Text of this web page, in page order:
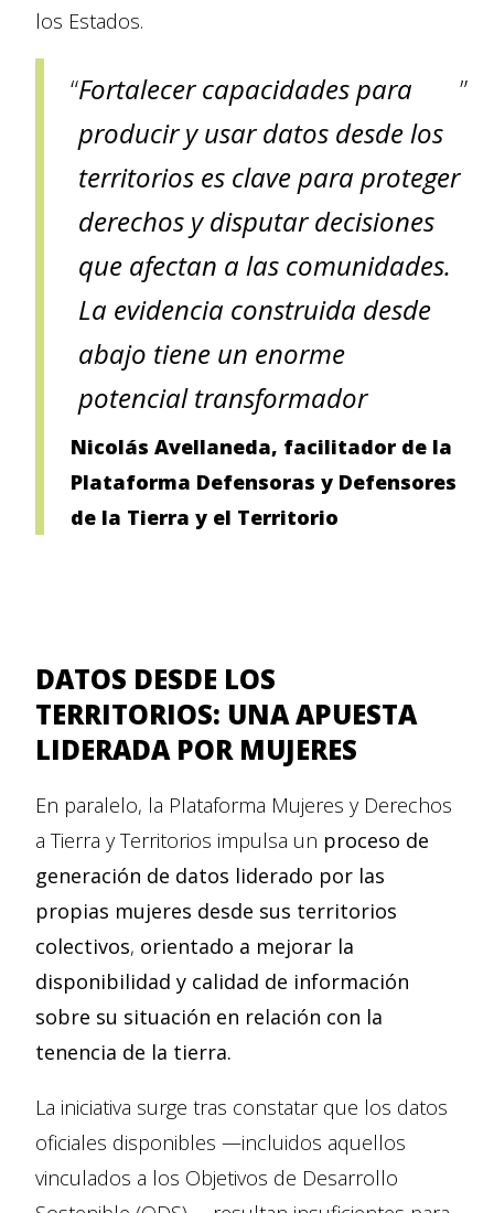
los Estados.
Fortalecer capacidades para
producir y usar datos desde los
territorios es clave para proteger
derechos y disputar decisiones
que afectan a las comunidades.
La evidencia construida desde
abajo tiene un enorme
potencial transformador
Nicolás Avellaneda, facilitador de la
Plataforma Defensoras y Defensores
de la Tierra y el Territorio
DATOS DESDE LOS
TERRITORIOS: UNA APUESTA
LIDERADA POR MUJERES
En paralelo, la Plataforma Mujeres y Derechos
a Tierra y Territorios impulsa un proceso de
generación de datos liderado por las
propias mujeres desde sus territorios
colectivos, orientado a mejorar la
disponibilidad y calidad de información
sobre su situación en relación con la
tenencia de la tierra.
La iniciativa surge tras constatar que los datos
oficiales disponibles —incluidos aquellos
vinculados a los Objetivos de Desarrollo